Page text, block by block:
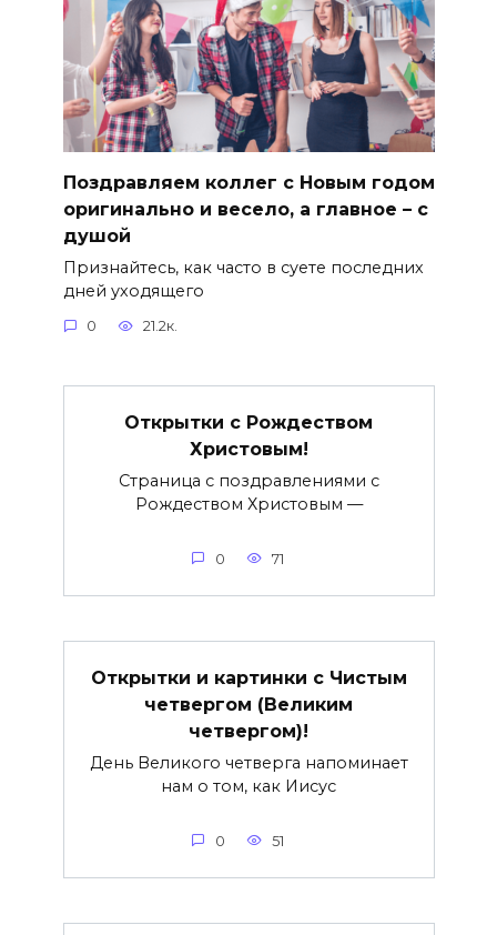
Поздравляем коллег с Новым годом
оригинально и весело, а главное – с
душой
Признайтесь, как часто в суете последних
дней уходящего
0 21.2к.
Открытки с Рождеством
Христовым!
Страница с поздравлениями с
Рождеством Христовым —
0 71
Открытки и картинки с Чистым
четвергом (Великим
четвергом)!
День Великого четверга напоминает
нам о том, как Иисус
0 51